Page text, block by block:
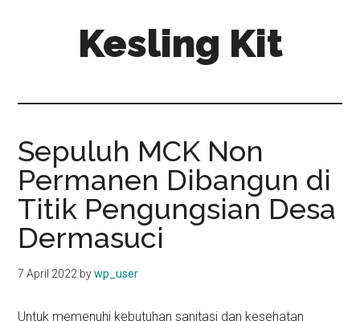
Kesling Kit
Sepuluh MCK Non
Permanen Dibangun di
Titik Pengungsian Desa
Dermasuci
7 April 2022 bywp_user
Untuk memenuhi kebutuhan sanitasi dan kesehatan